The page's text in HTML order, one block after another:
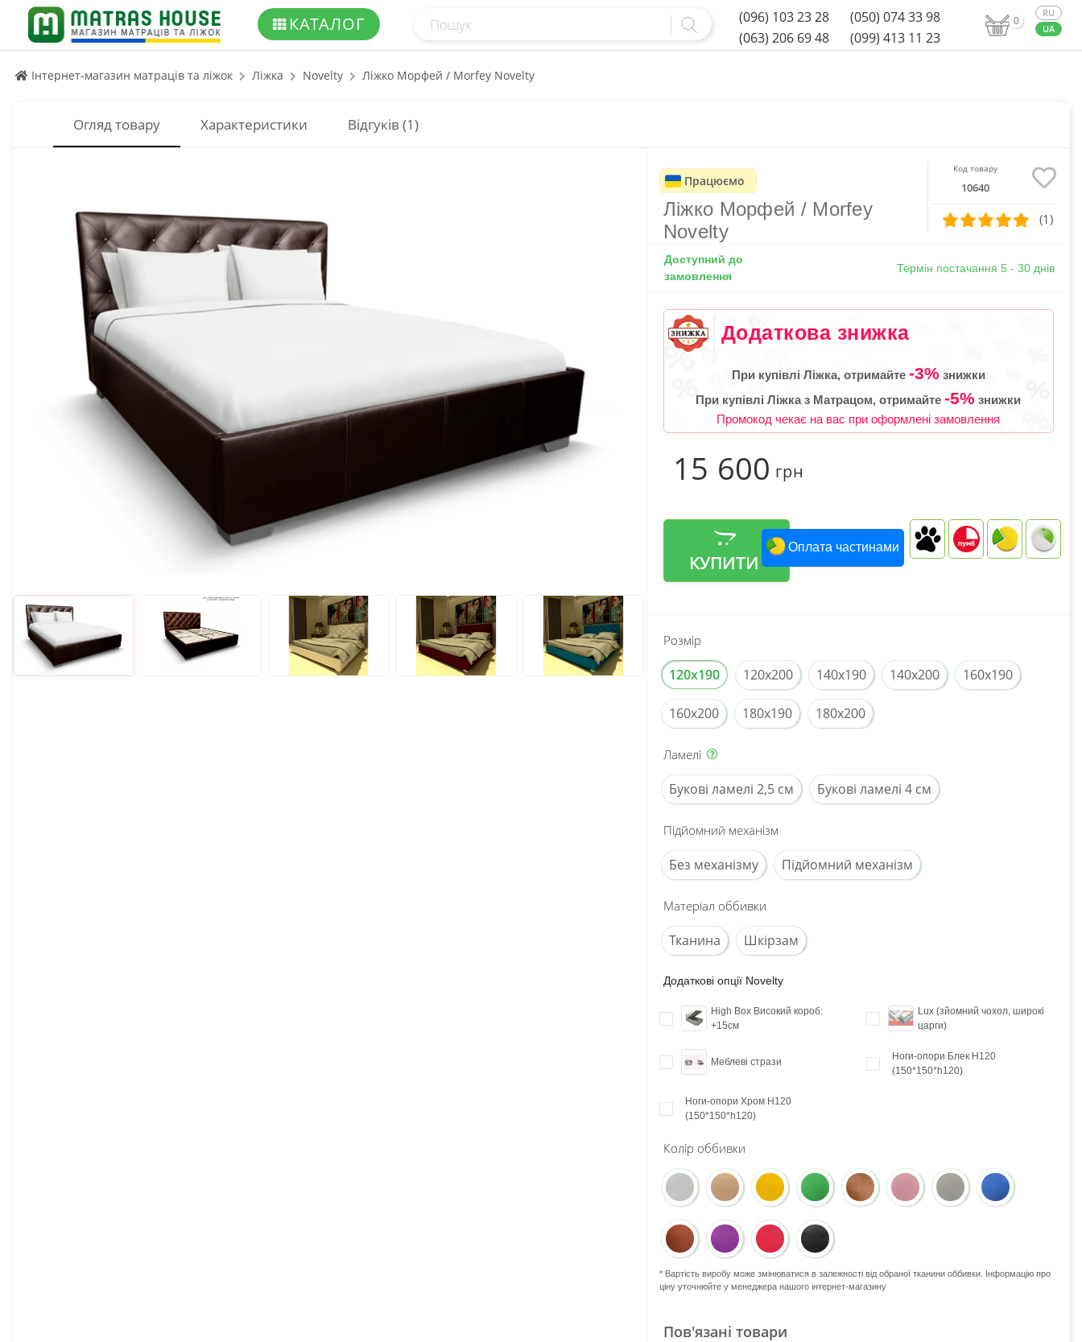
КАТАЛОГ (096) 103 23 28
(050) 074 33 98
(063) 206 69 48
(099) 413 11 23
0
Інтернет-магазин матраців та ліжок Ліжка Novelty Ліжко Морфей / Morfey Novelty
Огляд товару Характеристики Відгуків (1)
Працюємо
Ліжко Морфей / Morfey
Novelty
Код товару
10640
(1)
Доступний до
замовлення
Термін постачання 5 - 30 днів
Додаткова знижка
При купівлі Ліжка, отримайте -3%знижки
При купівлі Ліжка з Матрацом, отримайте-5% знижки
Промокод чекає на вас при оформлені замовлення
15 600грн
КУПИТИ
Оплата частинами
Розмір
120x190 120x200 140x190 140x200 160x190
160x200 180x190 180x200
Ламелі
Букові ламелі 2,5 см Букові ламелі 4 см
Підйомний механізм
Без механізму Підйомний механізм
Матеріал оббивки
Тканина Шкірзам
Додаткові опції Novelty
High Box Високий короб:
+15см
Lux (зйомний чохол, широкі
царги)
Меблеві стрази
Ноги-опори Блек H120
(150*150*h120)
Ноги-опори Хром H120
(150*150*h120)
Колір оббивки
* Вартість виробу може змінюватися в залежності від обраної тканини оббивки. Інформацію про
ціну уточнюйте у менеджера нашого інтернет-магазину
Пов'язані товари